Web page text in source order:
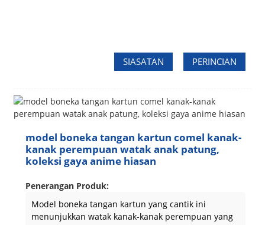
SIASATAN PERINCIAN
model boneka tangan kartun comel kanak-
kanak perempuan watak anak patung,
koleksi gaya anime hiasan
Penerangan Produk:
Model boneka tangan kartun yang cantik ini
menunjukkan watak kanak-kanak perempuan yang